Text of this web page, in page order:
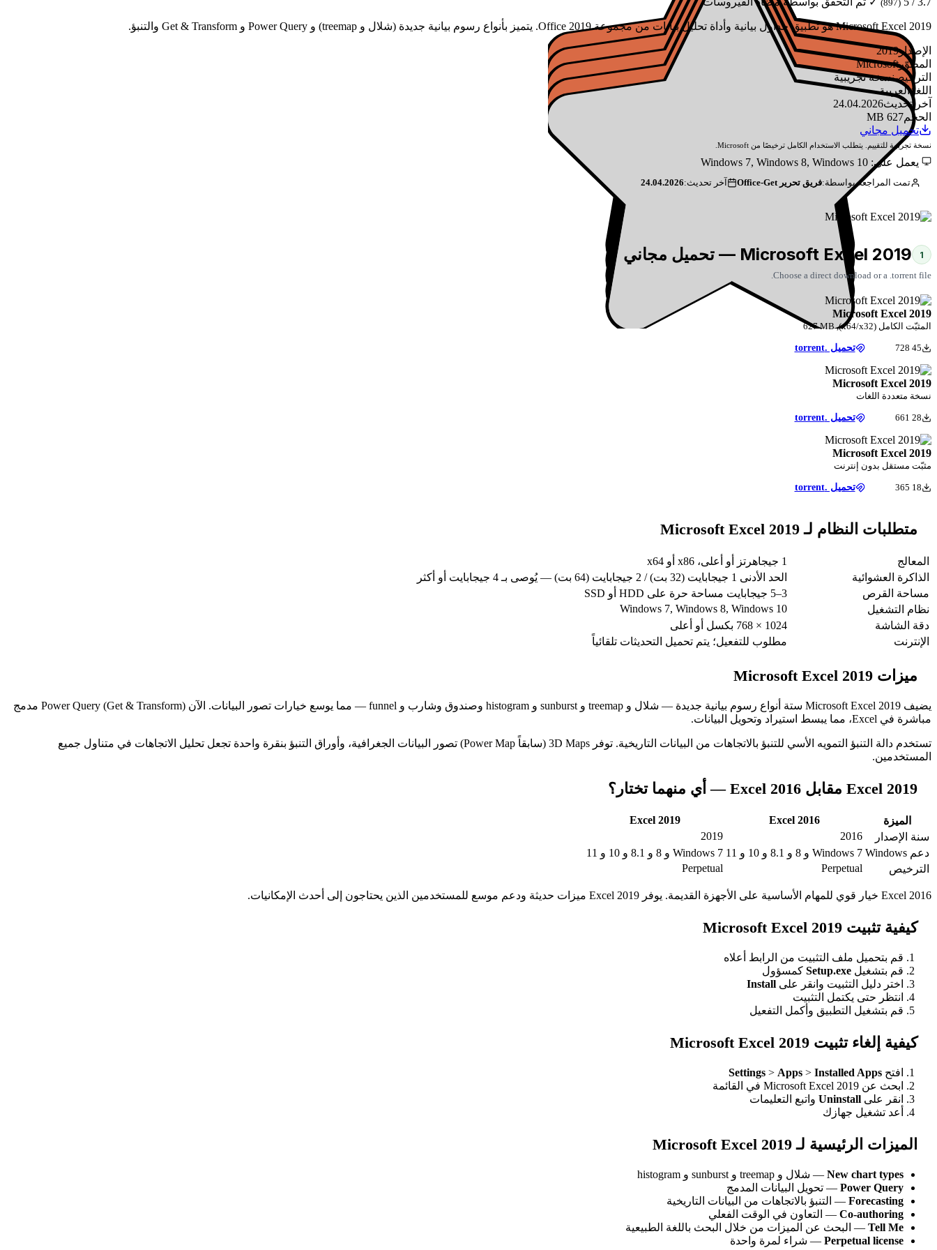
(897)
Microsoft Excel 2019 هو تطبيق جداول بيانية وأداة تحليل بيانات من مجموعة Office 2019. يتميز بأنواع رسوم بيانية جديدة (شلال و treemap) و Power Query و Get & Transform والتنبؤ.
الإصدار2019
المطوّرMicrosoft
الترخيصنسخة تجريبية
اللغةالعربية
آخر تحديث24.04.2026
الحجم627 MB
تحميل مجاني
نسخة تجريبية للتقييم. يتطلب الاستخدام الكامل ترخيصًا من Microsoft.
يعمل على: Windows 7, Windows 8, Windows 10
تمت المراجعة بواسطة:فريق تحرير Office-Get آخر تحديث:24.04.2026
1 Microsoft Excel 2019 — تحميل مجاني
Choose a direct download or a .torrent file.
Microsoft Excel 2019
المثبّت الكامل (x64/x32), 627 MB
45 728 تحميل .torrent
Microsoft Excel 2019
نسخة متعددة اللغات
28 661 تحميل .torrent
Microsoft Excel 2019
مثبّت مستقل بدون إنترنت
18 365 تحميل .torrent
متطلبات النظام لـ Microsoft Excel 2019
المعالج
1 جيجاهرتز أو أعلى، x86 أو x64
الذاكرة العشوائية
الحد الأدنى 1 جيجابايت (32 بت) / 2 جيجابايت (64 بت) — يُوصى بـ 4 جيجابايت أو أكثر
مساحة القرص
3–5 جيجابايت مساحة حرة على HDD أو SSD
نظام التشغيل
Windows 7, Windows 8, Windows 10
دقة الشاشة
1024 × 768 بكسل أو أعلى
الإنترنت
مطلوب للتفعيل؛ يتم تحميل التحديثات تلقائياً
ميزات Microsoft Excel 2019
يضيف Microsoft Excel 2019 ستة أنواع رسوم بيانية جديدة — شلال و treemap و sunburst و histogram وصندوق وشارب و funnel — مما يوسع خيارات تصور البيانات. الآن Power Query (Get & Transform) مدمج
مباشرة في Excel، مما يبسط استيراد وتحويل البيانات.
تستخدم دالة التنبؤ التمويه الأسي للتنبؤ بالاتجاهات من البيانات التاريخية. توفر 3D Maps (سابقاً Power Map) تصور البيانات الجغرافية، وأوراق التنبؤ بنقرة واحدة تجعل تحليل الاتجاهات في متناول جميع
المستخدمين.
Excel 2019 مقابل Excel 2016 — أي منهما تختار؟
الميزة Excel 2016
Excel 2019
سنة الإصدار
2016
2019
دعم Windows
Windows 7 و 8 و 8.1 و 10 و 11
Windows 7 و 8 و 8.1 و 10 و 11
الترخيص
Perpetual
Perpetual
Excel 2016 خيار قوي للمهام الأساسية على الأجهزة القديمة. يوفر Excel 2019 ميزات حديثة ودعم موسع للمستخدمين الذين يحتاجون إلى أحدث الإمكانيات.
كيفية تثبيت Microsoft Excel 2019
قم بتحميل ملف التثبيت من الرابط أعلاه
قم بتشغيل Setup.exe كمسؤول
اختر دليل التثبيت وانقر على Install
انتظر حتى يكتمل التثبيت
قم بتشغيل التطبيق وأكمل التفعيل
كيفية إلغاء تثبيت Microsoft Excel 2019
افتح Settings > Apps > Installed Apps
ابحث عن Microsoft Excel 2019 في القائمة
انقر على Uninstall واتبع التعليمات
أعد تشغيل جهازك
الميزات الرئيسية لـ Microsoft Excel 2019
New chart types — شلال و treemap و sunburst و histogram
Power Query — تحويل البيانات المدمج
Forecasting — التنبؤ بالاتجاهات من البيانات التاريخية
Co-authoring — التعاون في الوقت الفعلي
Tell Me — البحث عن الميزات من خلال البحث باللغة الطبيعية
Perpetual license — شراء لمرة واحدة